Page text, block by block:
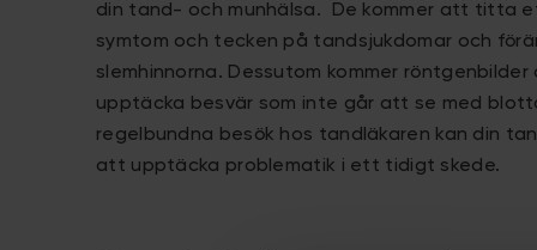
din tand- och munhälsa. De kommer att titta
symtom och tecken på tandsjukdomar och
slemhinnorna. Dessutom kommer
upptäcka besvär som inte går att se med
regelbundna besök hos tandläkaren kan din
att upptäcka problematik i ett tidigt skede.